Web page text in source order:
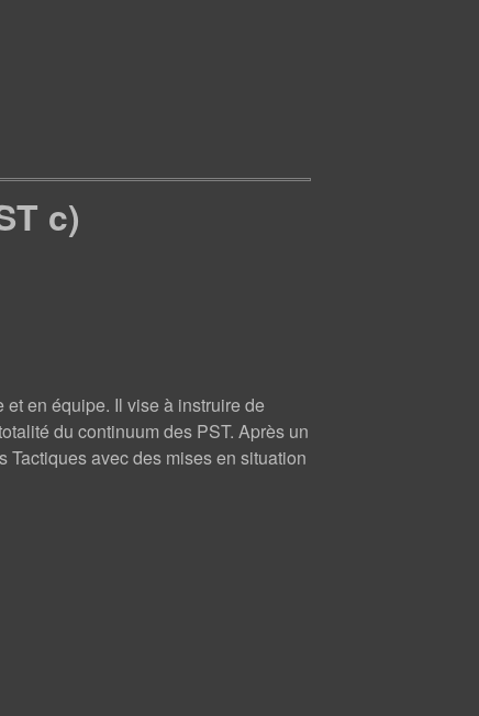
c)
en équipe. Il vise à instruire de
du continuum des PST. Après un
avec des mises en situation